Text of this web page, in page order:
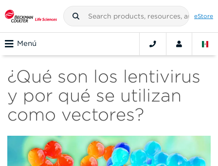
eStore
Menú
¿Qué son los lentivirus
y por qué se utilizan
como vectores?